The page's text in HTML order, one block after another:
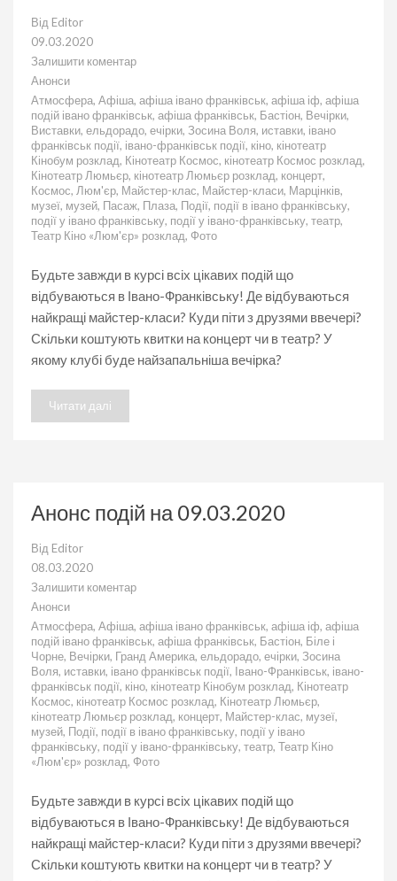
Від Editor
09.03.2020
Залишити коментар
до
подій
на
10.03.2020
Анонси
Атмосфера, Афіша, афіша івано франківськ, афіша іф, афіша
подій івано франківськ, афіша франківськ, Бастіон, Вечірки,
Виставки, ельдорадо, ечірки, Зосина Воля, иставки, івано
франківськ події, івано-франківськ події, кіно, кінотеатр
Кінобум розклад, Кінотеатр Космос, кінотеатр Космос розклад,
Кінотеатр Люмьєр, кінотеатр Люмьєр розклад, концерт,
Космос, Люм'єр, Майстер-клас, Майстер-класи, Марцінків,
музеї, музей, Пасаж, Плаза, Події, події в івано франківську,
події у івано франківську, події у івано-франківську, театр,
Театр Кіно «Люм'єр» розклад, Фото
Будьте завжди в курсі всіх цікавих подій що
відбуваються в Івано-Франківську! Де відбуваються
найкращі майстер-класи? Куди піти з друзями ввечері?
Скільки коштують квитки на концерт чи в театр? У
якому клубі буде найзапальніша вечірка?
Читати далі
Анонс подій на 09.03.2020
Від Editor
08.03.2020
Залишити коментар
до
подій
на
09.03.2020
Анонси
Атмосфера, Афіша, афіша івано франківськ, афіша іф, афіша
подій івано франківськ, афіша франківськ, Бастіон, Біле і
Чорне, Вечірки, Гранд Америка, ельдорадо, ечірки, Зосина
Воля, иставки, івано франківськ події, Івано-Франківськ, івано-
франківськ події, кіно, кінотеатр Кінобум розклад, Кінотеатр
Космос, кінотеатр Космос розклад, Кінотеатр Люмьєр,
кінотеатр Люмьєр розклад, концерт, Майстер-клас, музеї,
музей, Події, події в івано франківську, події у івано
франківську, події у івано-франківську, театр, Театр Кіно
«Люм'єр» розклад, Фото
Будьте завжди в курсі всіх цікавих подій що
відбуваються в Івано-Франківську! Де відбуваються
найкращі майстер-класи? Куди піти з друзями ввечері?
Скільки коштують квитки на концерт чи в театр? У